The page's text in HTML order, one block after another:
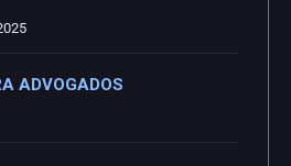
ADVOGADOS